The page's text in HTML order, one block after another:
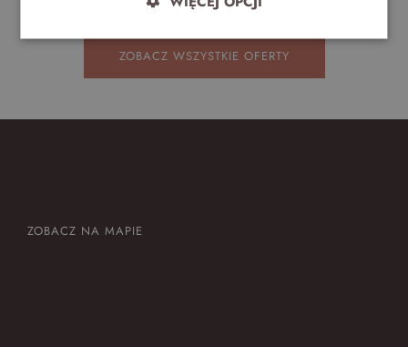
ZOBACZ WSZYSTKIE OFERTY
ZOBACZ NA MAPIE